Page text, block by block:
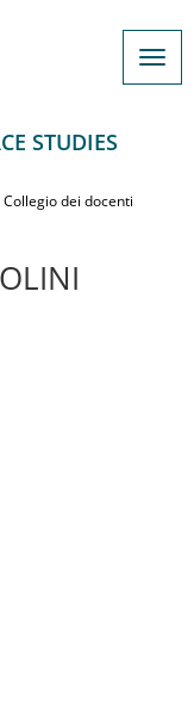
STUDIES
Collegio dei docenti